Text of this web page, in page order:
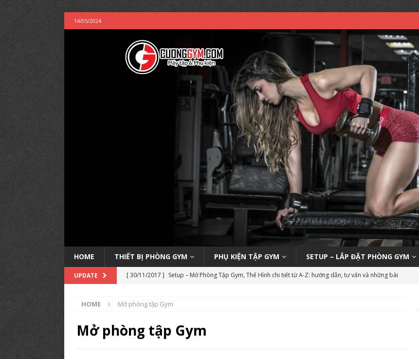
14/05/2024
HOME THIẾT BỊ PHÒNG GYM PHỤ KIỆN TẬP GYM SETUP – LẮP ĐẶT PHÒNG GYM
UPDATE [ 30/11/2017 ] Setup – Mở Phòng Tập Gym, Thể Hình chi tiết từ A-Z: hướng dẫn, tư vấn và những bài
[ 14/11/2022 ] Trang bị máy Inbody 270 tại phòng gym | Nên hay không nên?
PHÒNG TẬP
[ 04/09/2019 ]
Lớp học Huấn luyện viên Gym (Thể hình – Fitness) tại TP HCM tháng 9/2019
HOME Mở phòng tập Gym
Mở phòng tập Gym